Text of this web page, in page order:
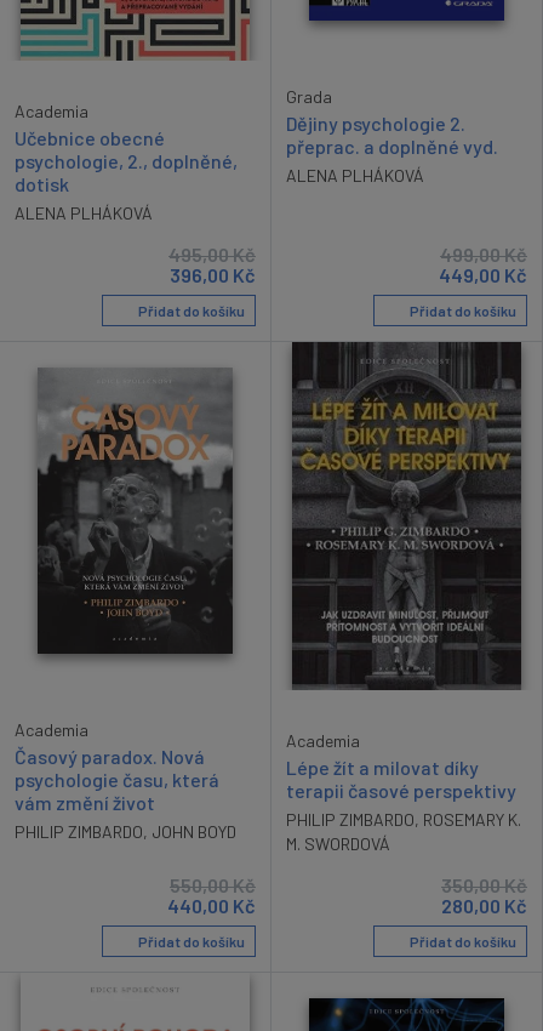
Academia
Učebnice obecné
psychologie, 2., doplněné,
dotisk
ALENA PLHÁKOVÁ
495,00Kč
396,00 Kč
Přidat do košíku
Grada
Dějiny psychologie 2.
přeprac. a doplněné vyd.
ALENA PLHÁKOVÁ
499,00Kč
449,00 Kč
Přidat do košíku
Academia
Časový paradox. Nová
psychologie času, která
vám změní život
PHILIP ZIMBARDO, JOHN BOYD
550,00Kč
440,00 Kč
Přidat do košíku
Academia
Lépe žít a milovat díky
terapii časové perspektivy
PHILIP ZIMBARDO, ROSEMARY K.
M. SWORDOVÁ
350,00Kč
280,00 Kč
Přidat do košíku